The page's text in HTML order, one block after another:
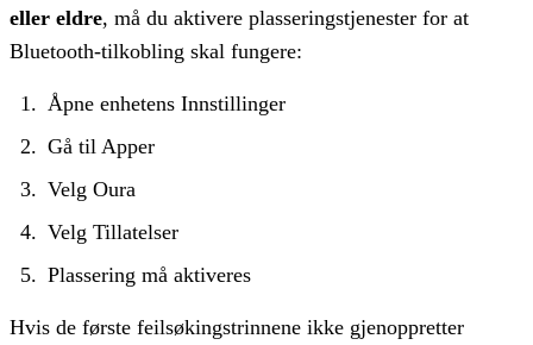
eller eldre, må du aktivere plasseringstjenester for at
Bluetooth-tilkobling skal fungere:
Åpne enhetens Innstillinger
Gå til Apper
Velg Oura
Velg Tillatelser
Plassering må aktiveres
Hvis de første feilsøkingstrinnene ikke gjenoppretter